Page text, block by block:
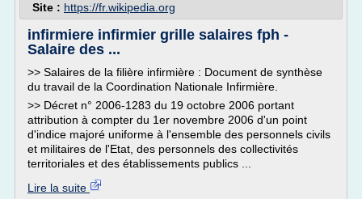
Site : https://fr.wikipedia.org
infirmiere infirmier grille salaires fph -
Salaire des ...
>> Salaires de la filière infirmière : Document de synthèse
du travail de la Coordination Nationale Infirmière.
>> Décret n° 2006-1283 du 19 octobre 2006 portant
attribution à compter du 1er novembre 2006 d'un point
d'indice majoré uniforme à l'ensemble des personnels civils
et militaires de l'Etat, des personnels des collectivités
territoriales et des établissements publics ...
Lire la suite